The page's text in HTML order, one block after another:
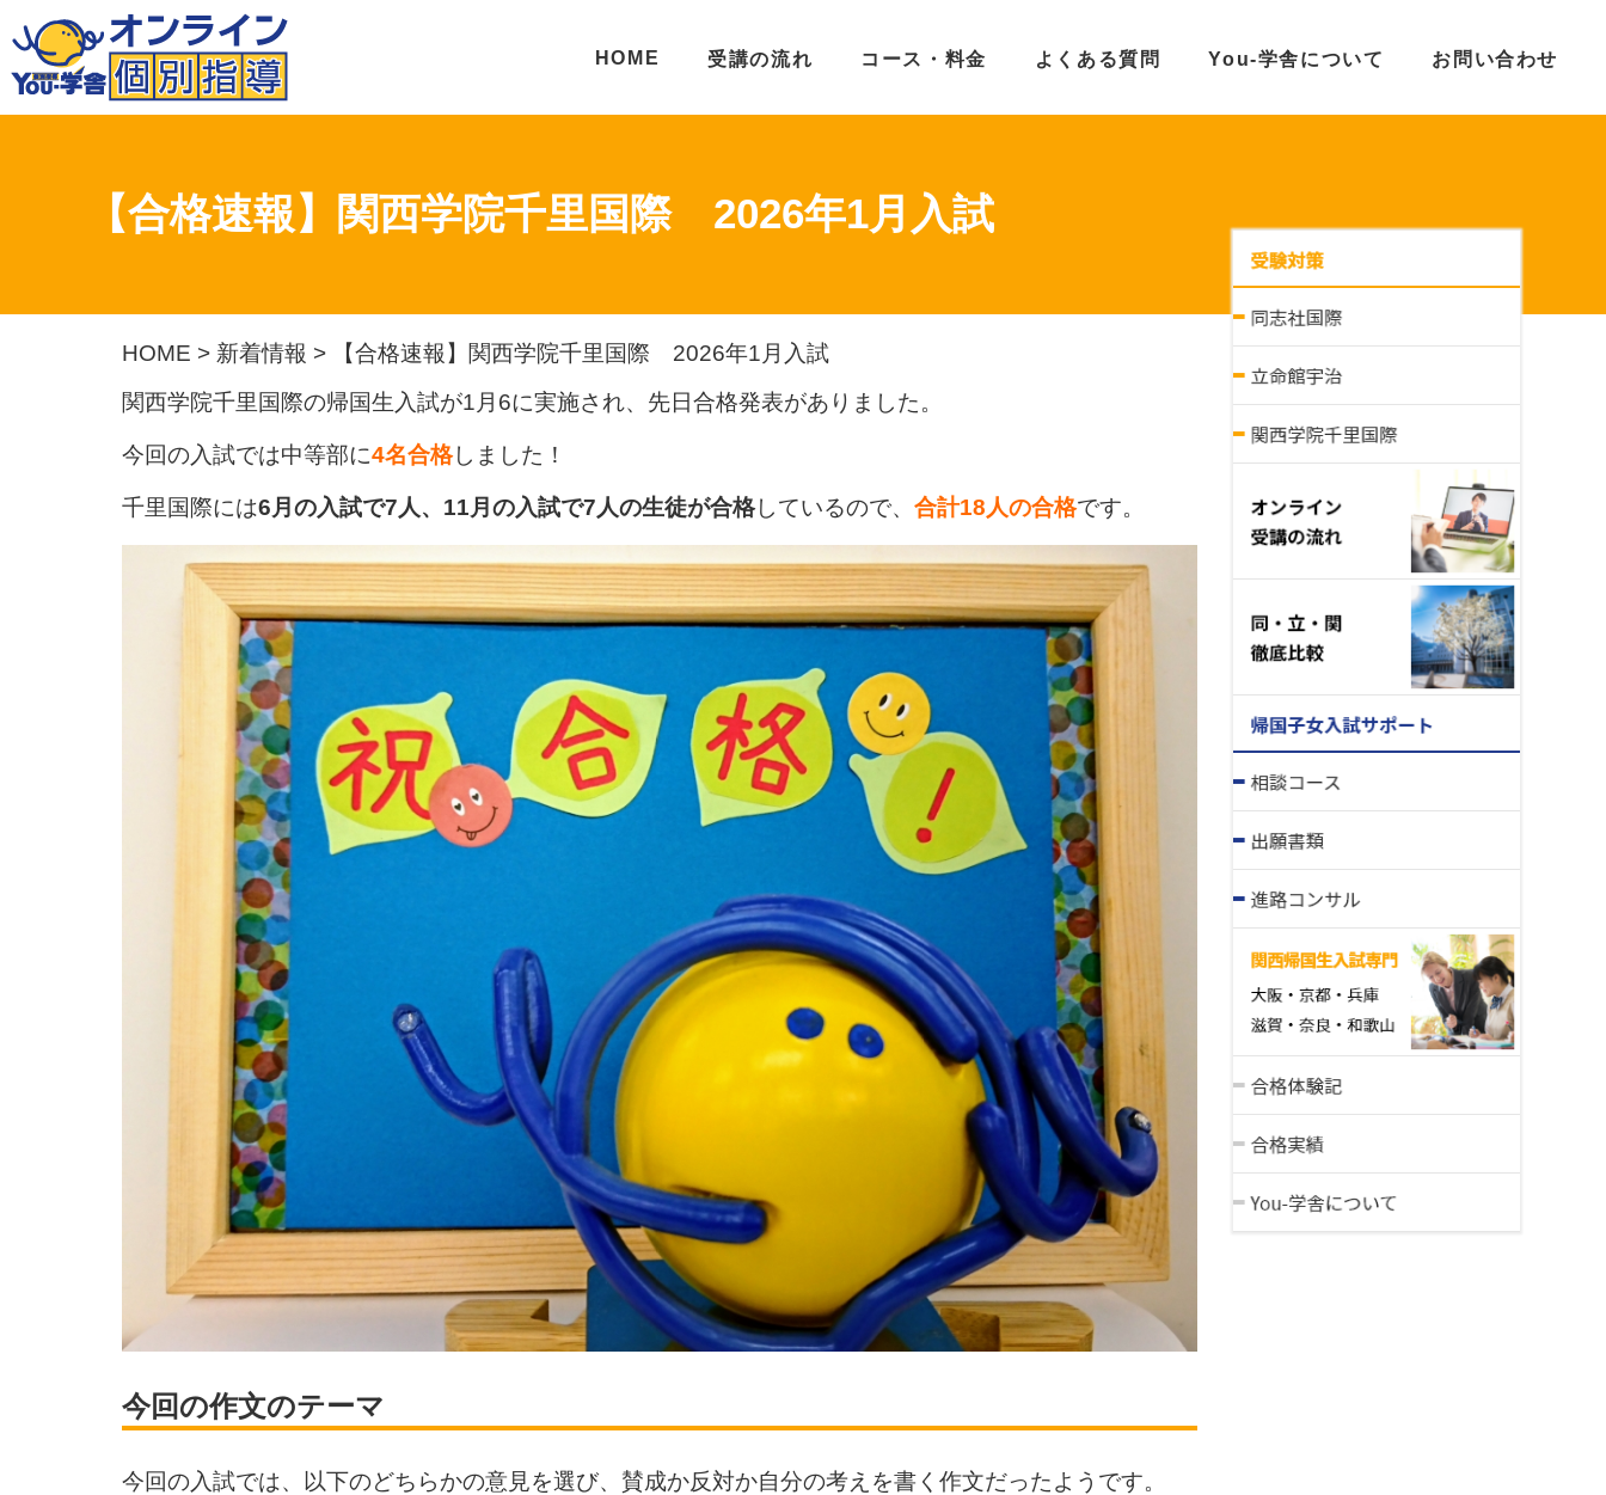
HOME 受講の流れ コース・料金 よくある質問 You-学舎について お問い合わせ
【合格速報】関西学院千里国際 2026年1月入試
HOME > 新着情報 >
【合格速報】関西学院千里国際 2026年1月入試
関西学院千里国際の帰国生入試が1月6に実施され、先日合格発表がありました。
今回の入試では中等部に4名合格しました！
千里国際には6月の入試で7人、11月の入試で7人の生徒が合格しているので、 合計18人の合格です。
今回の作文のテーマ
今回の入試では、以下のどちらかの意見を選び、賛成か反対か自分の考えを書く作文だったようです。